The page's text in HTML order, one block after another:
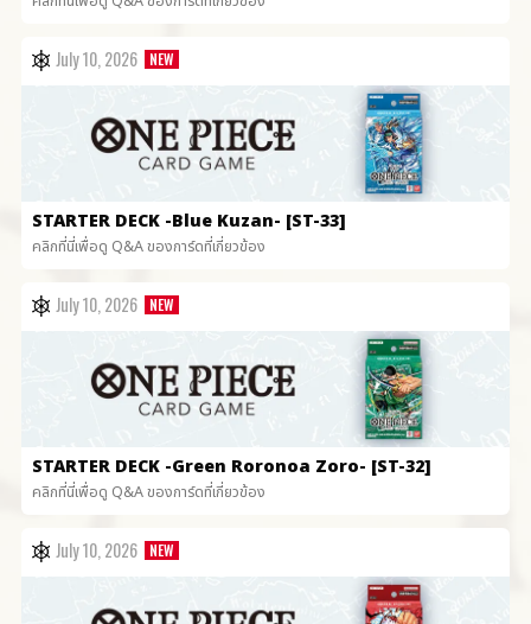
July 10, 2026
STARTER DECK -Blue Kuzan- [ST-33]
คลิกที่นี่เพื่อดู Q&A ของการ์ดที่เกี่ยวข้อง
July 10, 2026
STARTER DECK -Green Roronoa Zoro- [ST-32]
คลิกที่นี่เพื่อดู Q&A ของการ์ดที่เกี่ยวข้อง
July 10, 2026